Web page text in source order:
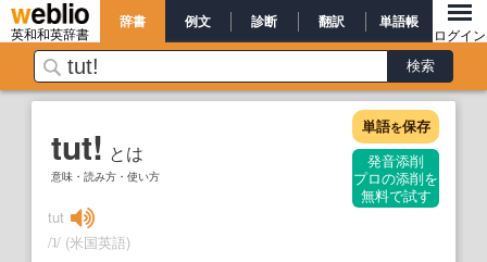
英和和英辞書
辞書 例文 診断 翻訳 単語帳
ログイン
tut! とは
意味・読み方・使い方
単語を保存
発音添削
プロの添削を
無料で試す
tut
/ʇ/ (米国英語)